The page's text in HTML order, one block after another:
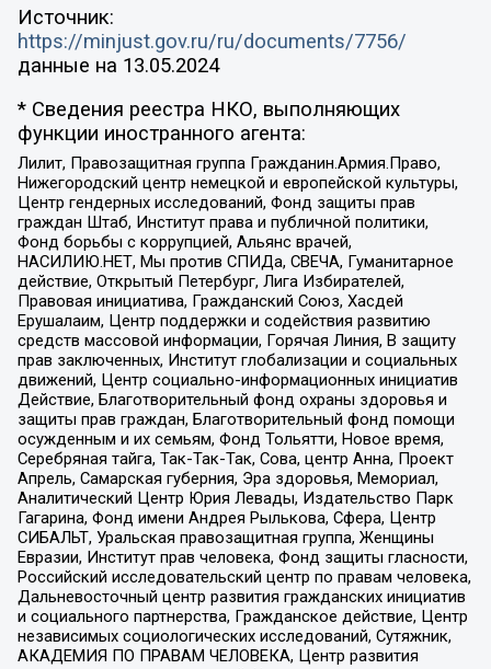
Источник:
https://minjust.gov.ru/ru/documents/7756/
данные на 13.05.2024
* Сведения реестра НКО, выполняющих
функции иностранного агента:
Лилит, Правозащитная группа Гражданин.Армия.Право,
Нижегородский центр немецкой и европейской культуры,
Центр гендерных исследований, Фонд защиты прав
граждан Штаб, Институт права и публичной политики,
Фонд борьбы с коррупцией, Альянс врачей,
НАСИЛИЮ.НЕТ, Мы против СПИДа, СВЕЧА, Гуманитарное
действие, Открытый Петербург, Лига Избирателей,
Правовая инициатива, Гражданский Союз, Хасдей
Ерушалаим, Центр поддержки и содействия развитию
средств массовой информации, Горячая Линия, В защиту
прав заключенных, Институт глобализации и социальных
движений, Центр социально-информационных инициатив
Действие, Благотворительный фонд охраны здоровья и
защиты прав граждан, Благотворительный фонд помощи
осужденным и их семьям, Фонд Тольятти, Новое время,
Серебряная тайга, Так-Так-Так, Сова, центр Анна, Проект
Апрель, Самарская губерния, Эра здоровья, Мемориал,
Аналитический Центр Юрия Левады, Издательство Парк
Гагарина, Фонд имени Андрея Рылькова, Сфера, Центр
СИБАЛЬТ, Уральская правозащитная группа, Женщины
Евразии, Институт прав человека, Фонд защиты гласности,
Российский исследовательский центр по правам человека,
Дальневосточный центр развития гражданских инициатив
и социального партнерства, Гражданское действие, Центр
независимых социологических исследований, Сутяжник,
АКАДЕМИЯ ПО ПРАВАМ ЧЕЛОВЕКА, Центр развития